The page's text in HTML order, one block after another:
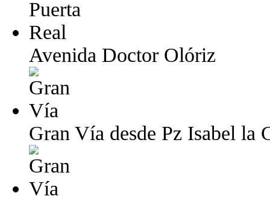
Avenida Doctor Olóriz
Gran Vía desde Pz Isabel la